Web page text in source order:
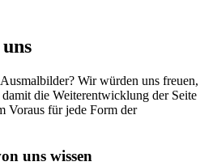
Wir würden uns freuen,
die Weiterentwicklung der Seite
Voraus für jede Form der
uns wissen